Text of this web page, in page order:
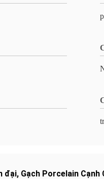
đại, Gạch Porcelain Cạnh